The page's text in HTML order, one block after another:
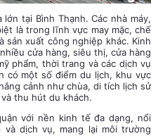
tại Bình Thạnh. Các nhà máy,
là trong lĩnh vực may mặc, chế
sản xuất công nghiệp khác. Kinh
cửa hàng, siêu thị, cửa hàng
phẩm, thời trang và các dịch vụ
có một số điểm du lịch, khu vực
cảnh như chùa, di tích lịch sử
thu hút du khách.
với nền kinh tế đa dạng, nổi
dịch vụ, mang lại môi trường